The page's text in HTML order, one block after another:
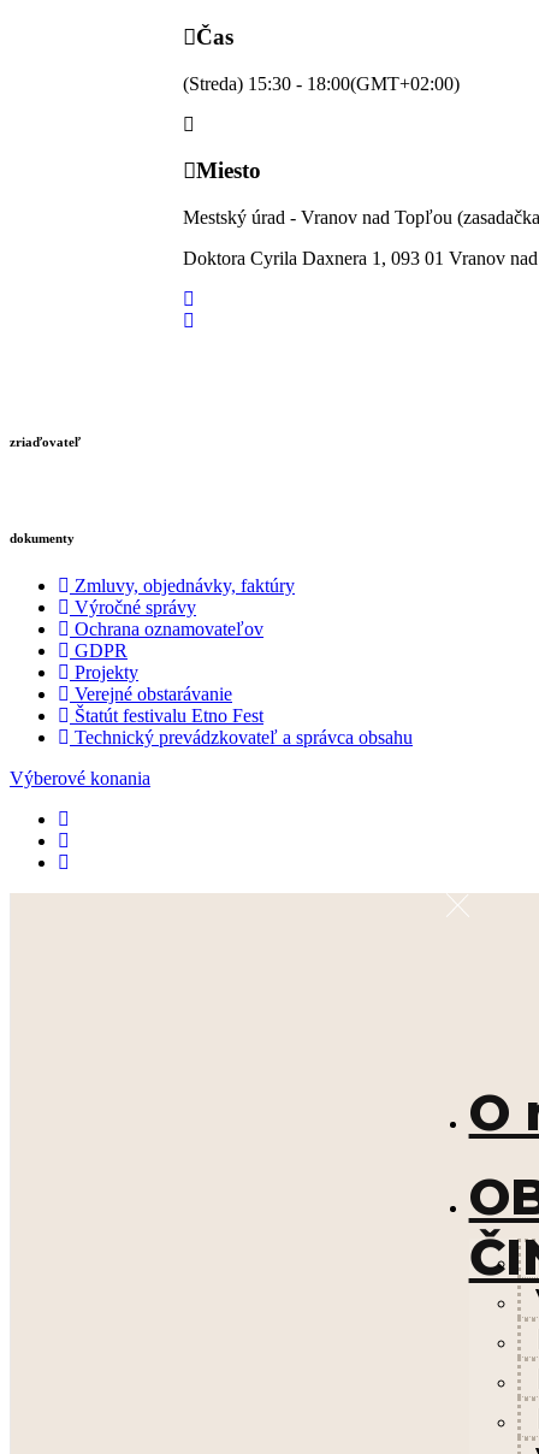
Čas
(Streda) 15:30 - 18:00(GMT+02:00)
Miesto
Mestský úrad - Vranov nad Topľou
Doktora Cyrila Daxnera 1, 093 01 Vranov
zriaďovateľ
dokumenty
Zmluvy, objednávky, faktúry
Výročné správy
Ochrana oznamovateľov
GDPR
Projekty
Verejné obstarávanie
Štatút festivalu Etno Fest
Technický prevádzkovateľ a správca obsahu
Výberové konania
O